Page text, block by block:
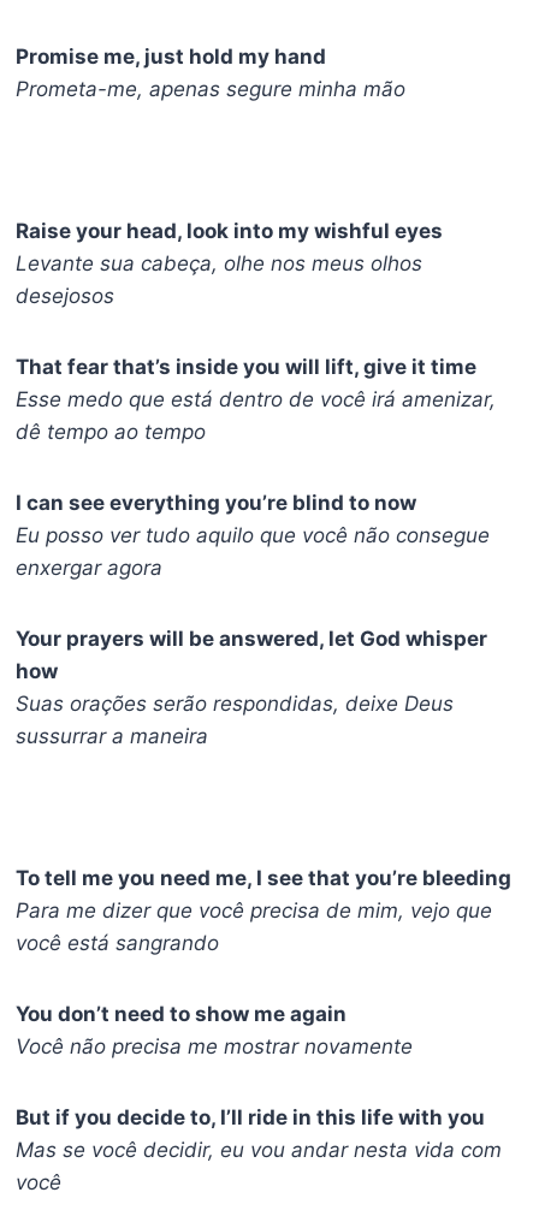
Promise me, just hold my hand
Prometa-me, apenas segure minha mão
Raise your head, look into my wishful eyes
Levante sua cabeça, olhe nos meus olhos
desejosos
That fear that’s inside you will lift, give it time
Esse medo que está dentro de você irá amenizar,
dê tempo ao tempo
I can see everything you’re blind to now
Eu posso ver tudo aquilo que você não consegue
enxergar agora
Your prayers will be answered, let God whisper
how
Suas orações serão respondidas, deixe Deus
sussurrar a maneira
To tell me you need me, I see that you’re bleeding
Para me dizer que você precisa de mim, vejo que
você está sangrando
You don’t need to show me again
Você não precisa me mostrar novamente
But if you decide to, I’ll ride in this life with you
Mas se você decidir, eu vou andar nesta vida com
você